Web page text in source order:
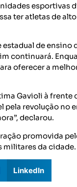
esportivas
ter atletas de
de ensino
continuará.
oferecer a
Gavioli à frente
pela revolução no
declarou.
promovida
militares da cidade.
LinkedIn